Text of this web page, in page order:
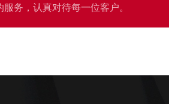
服务，认真对待每一位客户。